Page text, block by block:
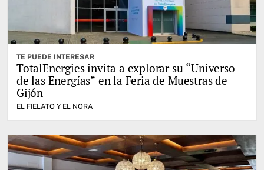
TE PUEDE INTERESAR
TotalEnergies invita a explorar su “Universo
de las Energías” en la Feria de Muestras de
Gijón
EL FIELATO Y EL NORA